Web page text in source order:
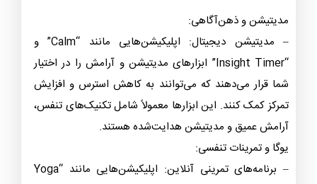
مدیتیشن و ذهن‌آگاهی:
– مدیتیشن دیجیتال: اپلیکیشن‌هایی مانند “Calm” و
“Insight Timer” ابزارهای مدیتیشن و آرامش را در اختیار
شما قرار می‌دهند که می‌توانند به کاهش استرس و افزایش
تمرکز کمک کنند. این ابزارها معمولاً شامل تکنیک‌های تنفس،
آرامش عمیق و مدیتیشن هدایت‌شده هستند.
یوگا و تمرینات تنفسی:
– برنامه‌های تمرینی آنلاین: اپلیکیشن‌هایی مانند “Yoga